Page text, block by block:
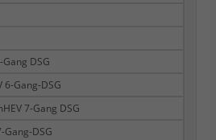
DSG
6-Gang-DSG
7-Gang DSG
Gang-DSG